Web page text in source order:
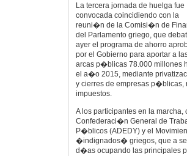
La tercera jornada de huelga fue
convocada coincidiendo con la
reuni�n de la Comisi�n de
del Parlamento griego, que
ayer el programa de ahorro
por el Gobierno para aportar a
arcas p�blicas 78.000 millones
el a�o 2015, mediante
y cierres de empresas p�blicas,
impuestos.
A los participantes en la
Confederaci�n General de
P�blicos (ADEDY) y el
�indignados� griegos, que a
d�as ocupando las principales